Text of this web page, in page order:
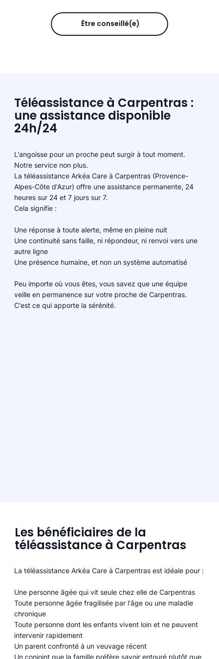
Être conseillé(e)
Téléassistance à Carpentras :
une assistance disponible
24h/24
L'angoisse pour un proche peut surgir à tout moment.
Notre service non plus.
La téléassistance Arkéa Care à Carpentras (Provence-
Alpes-Côte d'Azur) offre une assistance permanente, 24
heures sur 24 et 7 jours sur 7.
Cela signifie :
Une réponse à toute alerte, même en pleine nuit
Une continuité sans faille, ni répondeur, ni renvoi vers une
autre ligne
Une présence humaine, et non un système automatisé
Peu importe où vous êtes, vous savez que une équipe
veille en permanence sur votre proche de Carpentras.
C'est ce qui apporte la sérénité.
Les bénéficiaires de la
téléassistance à Carpentras
La téléassistance Arkéa Care à Carpentras est idéale pour :
Une personne âgée qui vit seule chez elle de Carpentras
Toute personne âgée fragilisée par l'âge ou une maladie
chronique
Toute personne dont les enfants vivent loin et ne peuvent
intervenir rapidement
Un parent confronté à un veuvage récent
Un conjoint que la famille préfère savoir entouré plutôt que